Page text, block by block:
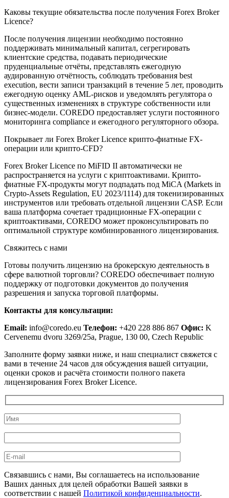
Каковы текущие обязательства после получения Forex Broker
Licence?
После получения лицензии необходимо постоянно
поддерживать минимальный капитал, сегрегировать
клиентские средства, подавать периодические
пруденциальные отчёты, представлять ежегодную
аудированную отчётность, соблюдать требования best
execution, вести записи транзакций в течение 5 лет, проводить
ежегодную оценку AML-рисков и уведомлять регулятора о
существенных изменениях в структуре собственности или
бизнес-модели. COREDO предоставляет услуги постоянного
мониторинга compliance и ежегодного регуляторного обзора.
Покрывает ли Forex Broker Licence крипто-фиатные FX-
операции или крипто-CFD?
Forex Broker Licence по MiFID II автоматически не
распространяется на услуги с криптоактивами. Крипто-
фиатные FX-продукты могут подпадать под MiCA (Markets in
Crypto-Assets Regulation, EU 2023/1114) для токенизированных
инструментов или требовать отдельной лицензии CASP. Если
ваша платформа сочетает традиционные FX-операции с
криптоактивами, COREDO может проконсультировать по
оптимальной структуре комбинированного лицензирования.
Свяжитесь с нами
Готовы получить лицензию на брокерскую деятельность в
сфере валютной торговли? COREDO обеспечивает полную
поддержку от подготовки документов до получения
разрешения и запуска торговой платформы.
Контакты для консультации:
Email: info@coredo.eu Телефон: +420 228 886 867 Офис: K
Cervenemu dvoru 3269/25a, Prague, 130 00, Czech Republic
Заполните форму заявки ниже, и наш специалист свяжется с
вами в течение 24 часов для обсуждения вашей ситуации,
оценки сроков и расчёта стоимости полного пакета
лицензирования Forex Broker Licence.
Связавшись с нами, Вы соглашаетесь на использование
Ваших данных для целей обработки Вашей заявки в
соответствии с нашей Политикой конфиденциальности.